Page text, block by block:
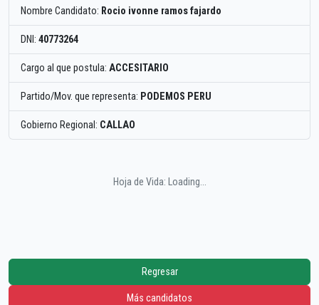
Nombre Candidato: Rocio ivonne ramos fajardo
DNI: 40773264
Cargo al que postula: ACCESITARIO
Partido/Mov. que representa: PODEMOS PERU
Gobierno Regional: CALLAO
Hoja de Vida: Loading...
Regresar
Más candidatos